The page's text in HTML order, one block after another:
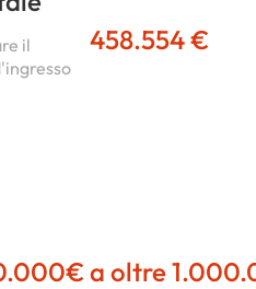
il
458.554 €
a oltre